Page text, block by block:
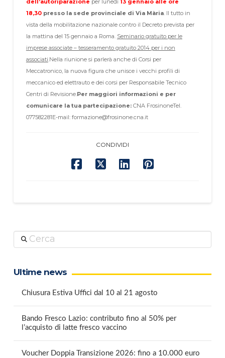
dell’autoriparazione per lunedì 13 gennaio alle ore
18,30 presso la sede provinciale di Via Mària. Il tutto in
vista della mobilitazione nazionale contro il Decreto prevista per
la mattina del 15 gennaio a Roma. Seminario gratuito per le
imprese associate – tesseramento gratuito 2014 per i non
associati.Nella riunione si parlerà anche di Corsi per
Meccatronico, la nuova figura che unisce i vecchi profili di
meccanico ed elettrauto e dei corsi per Responsabile Tecnico
Centri di Revisione.Per maggiori informazioni e per
comunicare la tua partecipazione: CNA FrosinoneTel.
077582281E-mail: formazione@frosinone.cna.it
CONDIVIDI
Cerca
Ultime news
Chiusura Estiva Uffici dal 10 al 21 agosto
Bando Fresco Lazio: contributo fino al 50% per
l’acquisto di latte fresco vaccino
Voucher Doppia Transizione 2026: fino a 10.000 euro